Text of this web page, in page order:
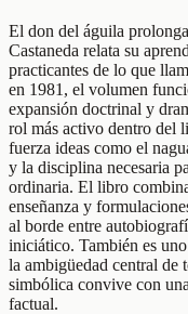
El don del águila
Castaneda relata su
practicantes de lo que
en 1981, el volumen
expansión doctrinal y
rol más activo dentro del
fuerza ideas como el
y la disciplina necesaria
ordinaria. El libro
enseñanza y
al borde entre
iniciático. También es
la ambigüedad central de
simbólica convive con
factual.